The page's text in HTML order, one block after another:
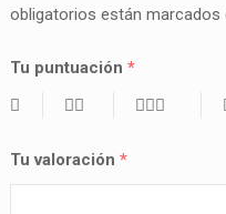
obligatorios están
Tu puntuación*
Tu valoración*